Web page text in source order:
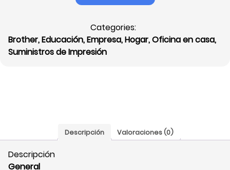
Voltios,
Repuesto
Categories:
Brother,Educación,Empresa,Hogar,Oficina en casa,
Suministros de Impresión
Descripción Valoraciones (0)
Descripción
General